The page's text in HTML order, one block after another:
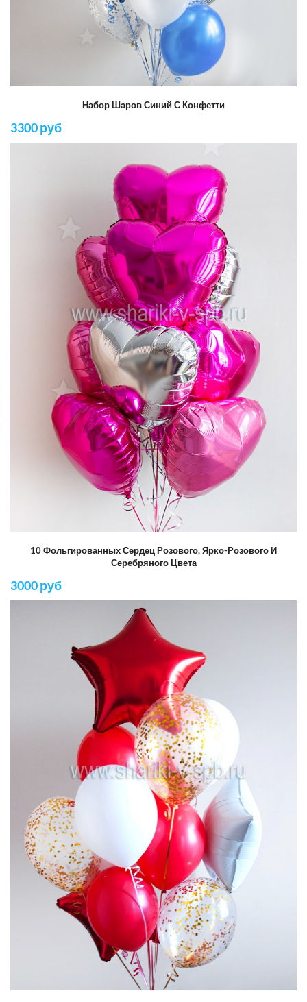
Набор Шаров Синий С Конфетти
3300 руб
10 Фольгированных Сердец Розового, Ярко-Розового И
Серебряного Цвета
3000 руб